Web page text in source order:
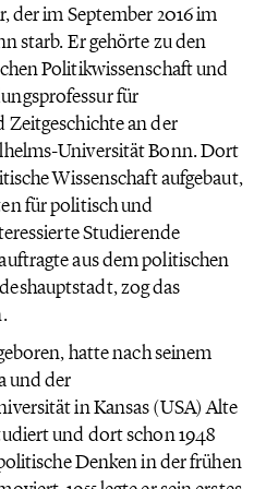
der im September 2016 im
starb. Er gehörte zu den
Politikwissenschaft und
für
an der
Universität Bonn. Dort
Wissenschaft aufgebaut,
für politisch und
Studierende
aus dem politischen
zog das
hatte nach seinem
und der
in Kansas (USA) Alte
und dort schon 1948
Denken in der frühen